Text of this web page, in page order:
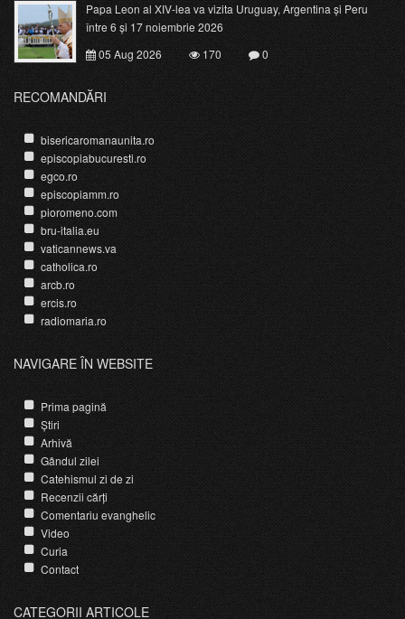
Papa Leon al XIV-lea va vizita Uruguay, Argentina și Peru
între 6 și 17 noiembrie 2026
05 Aug 2026
170 0
RECOMANDĂRI
bisericaromanaunita.ro
episcopiabucuresti.ro
egco.ro
episcopiamm.ro
pioromeno.com
bru-italia.eu
vaticannews.va
catholica.ro
arcb.ro
ercis.ro
radiomaria.ro
NAVIGARE ÎN WEBSITE
Prima pagină
Știri
Arhivă
Gândul zilei
Catehismul zi de zi
Recenzii cărți
Comentariu evanghelic
Video
Curia
Contact
CATEGORII ARTICOLE